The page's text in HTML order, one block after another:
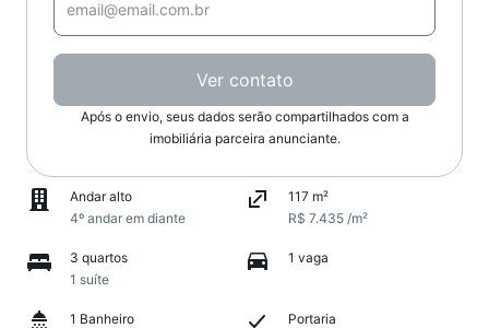
Ver contato
Após o envio, seus dados serão compartilhados com a
imobiliária parceira anunciante.
Andar alto
4º andar em diante
117 m²
R$ 7.435 /m²
3 quartos
1 suíte
1 vaga
1 Banheiro
Portaria